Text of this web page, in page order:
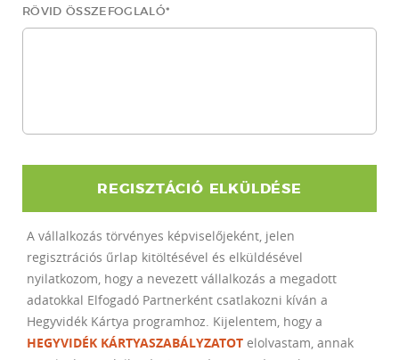
RÖVID ÖSSZEFOGLALÓ*
REGISZTÁCIÓ ELKÜLDÉSE
A vállalkozás törvényes képviselőjeként, jelen
regisztrációs űrlap kitöltésével és elküldésével
nyilatkozom, hogy a nevezett vállalkozás a megadott
adatokkal Elfogadó Partnerként csatlakozni kíván a
Hegyvidék Kártya programhoz. Kijelentem, hogy a
HEGYVIDÉK KÁRTYASZABÁLYZATOT elolvastam, annak